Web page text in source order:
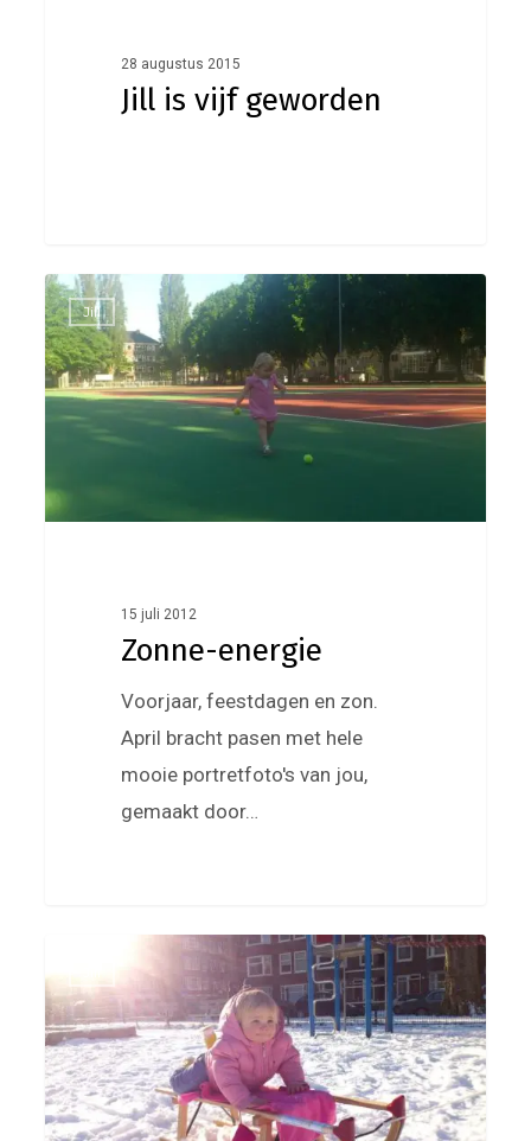
28 augustus 2015
Jill is vijf geworden
Zonne-
energie
Jill
15 juli 2012
Zonne-energie
Voorjaar, feestdagen en zon.
April bracht pasen met hele
mooie portretfoto's van jou,
gemaakt door…
0
van
de
glijbaan
en
op